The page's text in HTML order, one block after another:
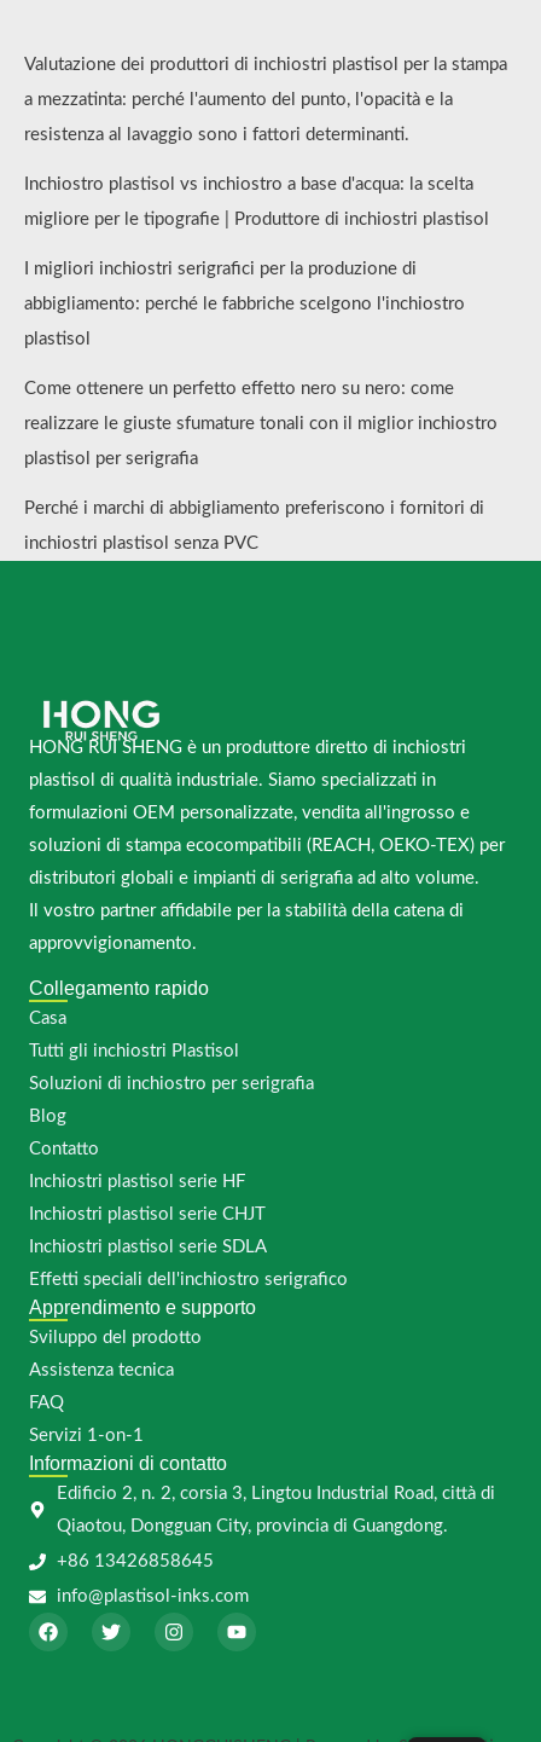
Valutazione dei produttori di inchiostri plastisol per la stampa
a mezzatinta: perché l'aumento del punto, l'opacità e la
resistenza al lavaggio sono i fattori determinanti.
Inchiostro plastisol vs inchiostro a base d'acqua: la scelta
migliore per le tipografie | Produttore di inchiostri plastisol
I migliori inchiostri serigrafici per la produzione di
abbigliamento: perché le fabbriche scelgono l'inchiostro
plastisol
Come ottenere un perfetto effetto nero su nero: come
realizzare le giuste sfumature tonali con il miglior inchiostro
plastisol per serigrafia
Perché i marchi di abbigliamento preferiscono i fornitori di
inchiostri plastisol senza PVC
HONG RUI SHENG è un produttore diretto di inchiostri
plastisol di qualità industriale. Siamo specializzati in
formulazioni OEM personalizzate, vendita all'ingrosso e
soluzioni di stampa ecocompatibili (REACH, OEKO-TEX) per
distributori globali e impianti di serigrafia ad alto volume.
Il vostro partner affidabile per la stabilità della catena di
approvvigionamento.
Collegamento rapido
Casa
Tutti gli inchiostri Plastisol
Soluzioni di inchiostro per serigrafia
Blog
Contatto
Inchiostri plastisol serie HF
Inchiostri plastisol serie CHJT
Inchiostri plastisol serie SDLA
Effetti speciali dell'inchiostro serigrafico
Apprendimento e supporto
Sviluppo del prodotto
Assistenza tecnica
FAQ
Servizi 1-on-1
Informazioni di contatto
Edificio 2, n. 2, corsia 3, Lingtou Industrial Road, città di
Qiaotou, Dongguan City, provincia di Guangdong.
+86 13426858645
info@plastisol-inks.com
F
a
T
w
r
I
n
r
Y
o
e